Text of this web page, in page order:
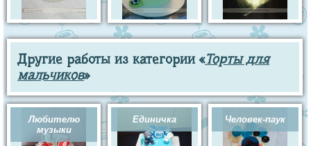
Другие работы из категории «Торты для
мальчиков»
Любителю
музыки
Единичка Человек-паук